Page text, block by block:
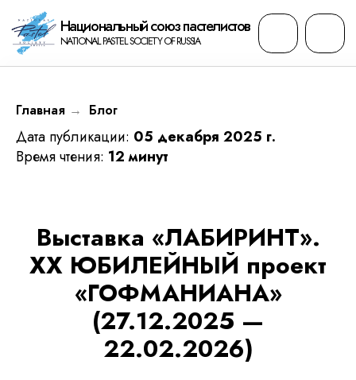
Национальный cоюз пастелистов
NATIONAL PASTEL SOCIETY OF RUSSIA
Главная → Блог
Дата публикации: 05 декабря 2025 г.
Время чтения: 12 минут
Выставка «ЛАБИРИНТ».
ХХ ЮБИЛЕЙНЫЙ проект
«ГОФМАНИАНА»
(27.12.2025 —
22.02.2026)